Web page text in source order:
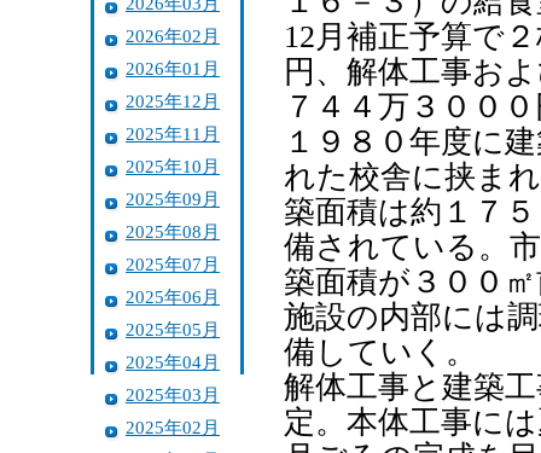
2026年02月
2026年01月
2025年12月
2025年11月
2025年10月
2025年09月
2025年08月
2025年07月
2025年06月
2025年05月
2025年04月
2025年03月
2025年02月
12月補正予算で
円、解体工事お
７４４万３００
１９８０年度に
れた校舎に挟ま
築面積は約１７
備されている。
築面積が３００
施設の内部には
備していく。
解体工事と建築
定。本体工事に